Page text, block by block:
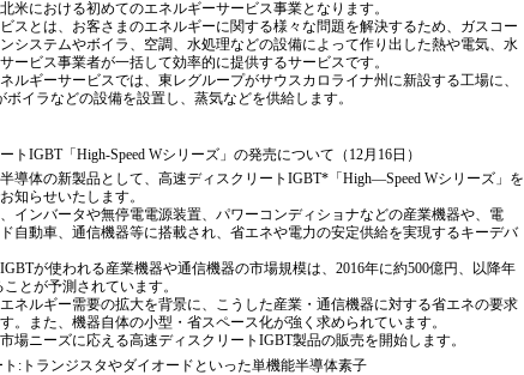
米における初めてのエネルギーサービス事業となります。
スとは、お客さまのエネルギーに関する様々な問題を解決するため、ガスコー
システムやボイラ、空調、水処理などの設備によって作り出した熱や電気、水
ービス事業者が一括して効率的に提供するサービスです。
ルギーサービスでは、東レグループがサウスカロライナ州に新設する工場に、
ボイラなどの設備を設置し、蒸気などを供給します。
トIGBT「High-Speed Wシリーズ」の発売について（12月16日）
導体の新製品として、高速ディスクリートIGBT*「High―Speed Wシリーズ」を
知らせいたします。
インバータや無停電電源装置、パワーコンディショナなどの産業機器や、電
自動車、通信機器等に搭載され、省エネや電力の安定供給を実現するキーデバ
が使われる産業機器や通信機器の市場規模は、2016年に約500億円、以降年
とが予測されています。
ネルギー需要の拡大を背景に、こうした産業・通信機器に対する省エネの要求
。また、機器自体の小型・省スペース化が強く求められています。
場ニーズに応える高速ディスクリートIGBT製品の販売を開始します。
:トランジスタやダイオードといった単機能半導体素子